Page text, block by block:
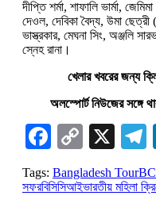
দীপ্তি শর্মা, শাফালি ভার্মা,
দেওল, দেবিকা বৈদ্য, উমা
ভাস্ত্রকার, মেঘনা সিং, অঞ্জলি
স্নেহ রানা।
খেলার খবরের জন্য
অলস্পোর্ট নিউজের
Facebook
Copy
Link
X
Tags: Bangladesh Tour
সফরবিসিসিআইভারতীয় মহিলা